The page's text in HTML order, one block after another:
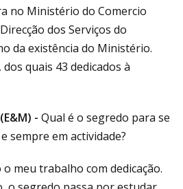
no Ministério do Comercio
dos Serviços do
da existência do Ministério.
quais 43 dedicados à
- Qual é o segredo para se
sempre em actividade?
meu trabalho com dedicação.